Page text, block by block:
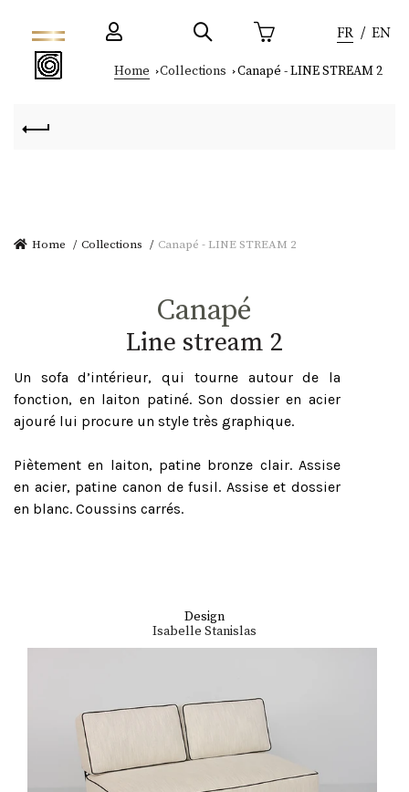
Home Collections Canapé - LINE STREAM 2
Home Collections Canapé - LINE STREAM 2
Canapé
line stream 2
Un sofa d’intérieur, qui tourne autour de la
fonction, en laiton patiné. Son dossier en acier
ajouré lui procure un style très graphique.
Piètement en laiton, patine bronze clair. Assise
en acier, patine canon de fusil. Assise et dossier
en blanc. Coussins carrés.
Design
Isabelle Stanislas
FR EN